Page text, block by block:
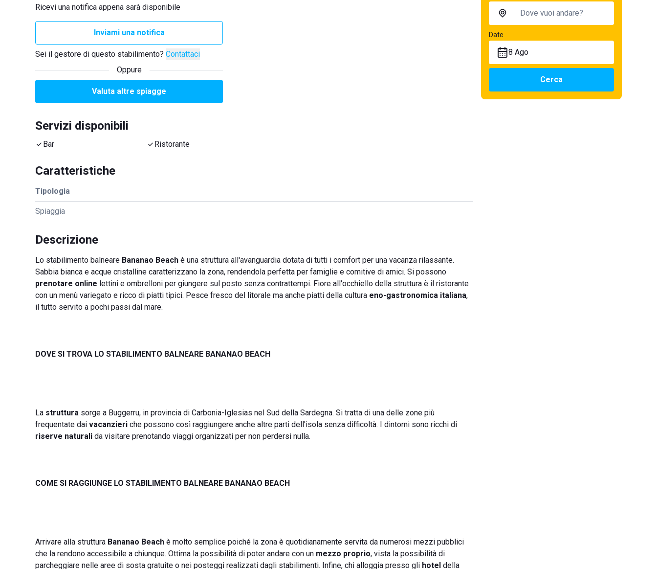
Ricevi una notifica appena sarà disponibile
Inviami una notifica
Sei il gestore di questo stabilimento? Contattaci
Oppure
Valuta altre spiagge
Servizi disponibili
Bar Ristorante
Caratteristiche
Tipologia
Spiaggia
Descrizione
Lo stabilimento balneare Bananao Beach è una struttura all'avanguardia dotata di tutti i comfort per una vacanza rilassante.
Sabbia bianca e acque cristalline caratterizzano la zona, rendendola perfetta per famiglie e comitive di amici. Si possono
prenotare online lettini e ombrelloni per giungere sul posto senza contrattempi. Fiore all'occhiello della struttura è il ristorante
con un menù variegato e ricco di piatti tipici. Pesce fresco del litorale ma anche piatti della cultura eno-gastronomica italiana,
il tutto servito a pochi passi dal mare.
DOVE SI TROVA LO STABILIMENTO BALNEARE BANANAO BEACH
La struttura sorge a Buggerru, in provincia di Carbonia-Iglesias nel Sud della Sardegna. Si tratta di una delle zone più
frequentate dai vacanzieri che possono così raggiungere anche altre parti dell'isola senza difficoltà. I dintorni sono ricchi di
riserve naturali da visitare prenotando viaggi organizzati per non perdersi nulla.
COME SI RAGGIUNGE LO STABILIMENTO BALNEARE BANANAO BEACH
Arrivare alla struttura Bananao Beach è molto semplice poiché la zona è quotidianamente servita da numerosi mezzi pubblici
che la rendono accessibile a chiunque. Ottima la possibilità di poter andare con un mezzo proprio, vista la possibilità di
parcheggiare nelle aree di sosta gratuite o nei posteggi realizzati dagli stabilimenti. Infine, chi alloggia presso gli hotel della
Date
8 Ago
Cerca